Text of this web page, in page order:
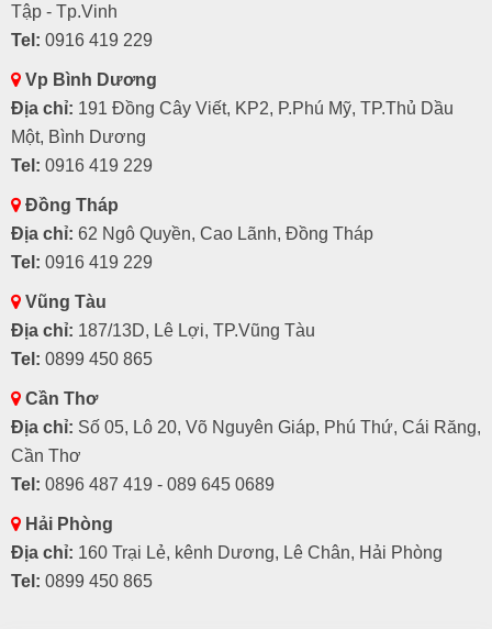
Tập - Tp.Vinh
Tel: 0916 419 229
Vp Bình Dương
Địa chỉ: 191 Đồng Cây Viết, KP2, P.Phú Mỹ, TP.Thủ Dầu
Một, Bình Dương
Tel: 0916 419 229
Đồng Tháp
Địa chỉ: 62 Ngô Quyền, Cao Lãnh, Đồng Tháp
Tel: 0916 419 229
Vũng Tàu
Địa chỉ: 187/13D, Lê Lợi, TP.Vũng Tàu
Tel: 0899 450 865
Cần Thơ
Địa chỉ: Số 05, Lô 20, Võ Nguyên Giáp, Phú Thứ, Cái Răng,
Cần Thơ
Tel: 0896 487 419 - 089 645 0689
Hải Phòng
Địa chỉ: 160 Trại Lẻ, kênh Dương, Lê Chân, Hải Phòng
Tel: 0899 450 865